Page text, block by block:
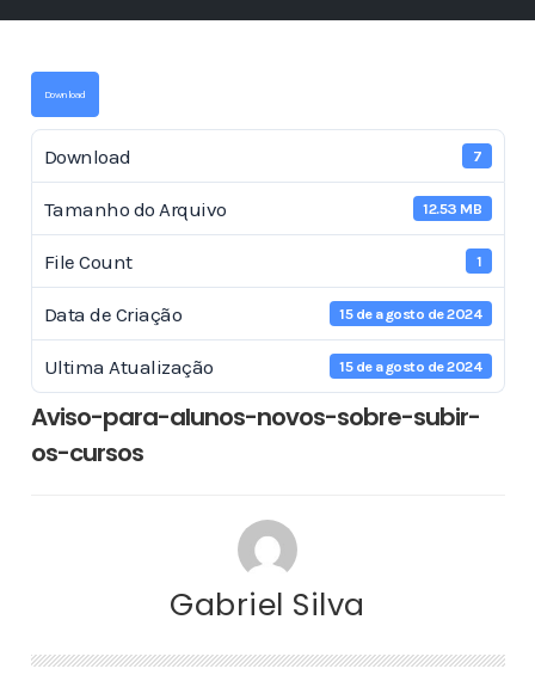
Download
Download 7
Tamanho do Arquivo 12.53 MB
File Count 1
Data de Criação 15 de agosto de 2024
Ultima Atualização 15 de agosto de 2024
Aviso-para-alunos-novos-sobre-subir-
os-cursos
Gabriel Silva